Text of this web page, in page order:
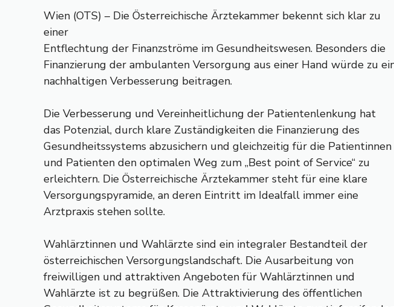
Wien (OTS) – Die Österreichische Ärztekammer bekennt sich klar zu
einer
Entflechtung der Finanzströme im Gesundheitswesen. Besonders die
Finanzierung der ambulanten Versorgung aus einer Hand würde zu
nachhaltigen Verbesserung beitragen.
Die Verbesserung und Vereinheitlichung der Patientenlenkung hat
das Potenzial, durch klare Zuständigkeiten die Finanzierung des
Gesundheitssystems abzusichern und gleichzeitig für die Patientinnen
und Patienten den optimalen Weg zum „Best point of Service“ zu
erleichtern. Die Österreichische Ärztekammer steht für eine klare
Versorgungspyramide, an deren Eintritt im Idealfall immer eine
Arztpraxis stehen sollte.
Wahlärztinnen und Wahlärzte sind ein integraler Bestandteil der
österreichischen Versorgungslandschaft. Die Ausarbeitung von
freiwilligen und attraktiven Angeboten für Wahlärztinnen und
Wahlärzte ist zu begrüßen. Die Attraktivierung des öffentlichen